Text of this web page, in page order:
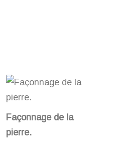
Façonnage de la
pierre.